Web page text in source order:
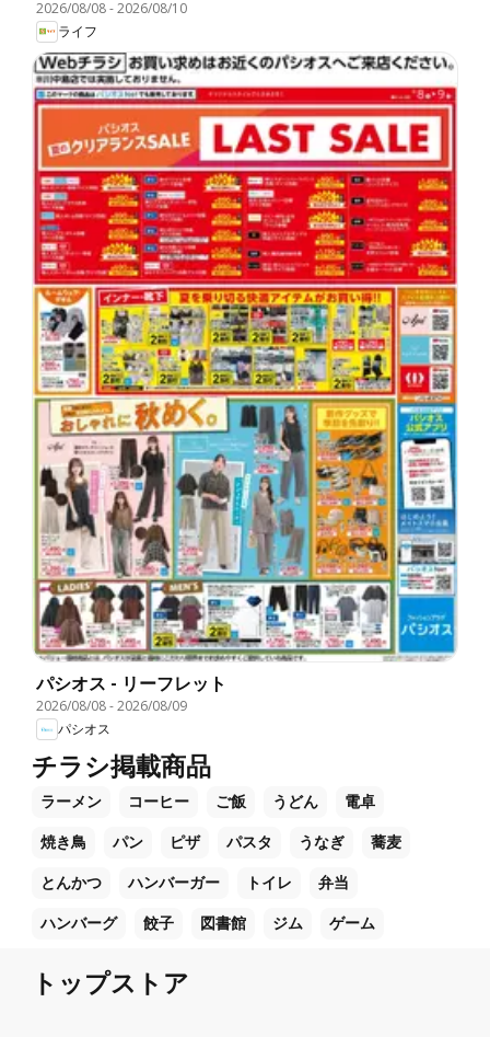
2026/08/08-2026/08/10
ライフ
パシオス - リーフレット
2026/08/08-2026/08/09
パシオス
チラシ掲載商品
ラーメン コーヒー ご飯 うどん 電卓
焼き鳥 パン ピザ パスタ うなぎ 蕎麦
とんかつ ハンバーガー トイレ 弁当
ハンバーグ 餃子 図書館 ジム ゲーム
トップストア